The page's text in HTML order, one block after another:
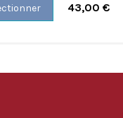
43,00 €